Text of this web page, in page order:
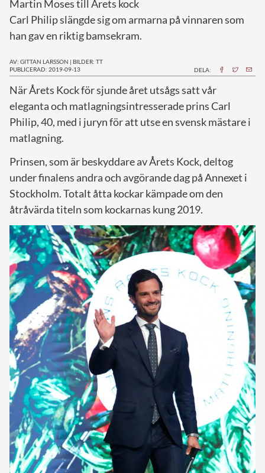
Martin Moses till Årets kock
Carl Philip slängde sig om armarna på vinnaren som
han gav en riktig bamsekram.
AV: GITTAN LARSSON | BILDER: TT
PUBLICERAD: 2019-09-13
DELA:
När Årets Kock för sjunde året utsågs satt vår
eleganta och matlagningsintresserade prins Carl
Philip, 40, med i juryn för att utse en svensk mästare i
matlagning.
Prinsen, som är beskyddare av Årets Kock, deltog
under finalens andra och avgörande dag på Annexet i
Stockholm. Totalt åtta kockar kämpade om den
åtråvärda titeln som kockarnas kung 2019.